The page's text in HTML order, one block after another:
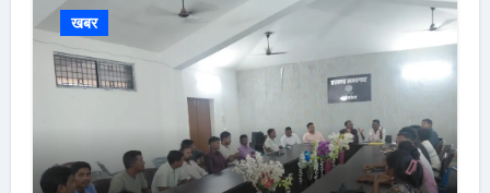
खबर